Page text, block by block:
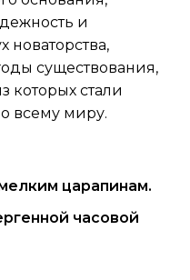
и
новаторства,
существования,
стали
всему миру.
царапинам.
часовой